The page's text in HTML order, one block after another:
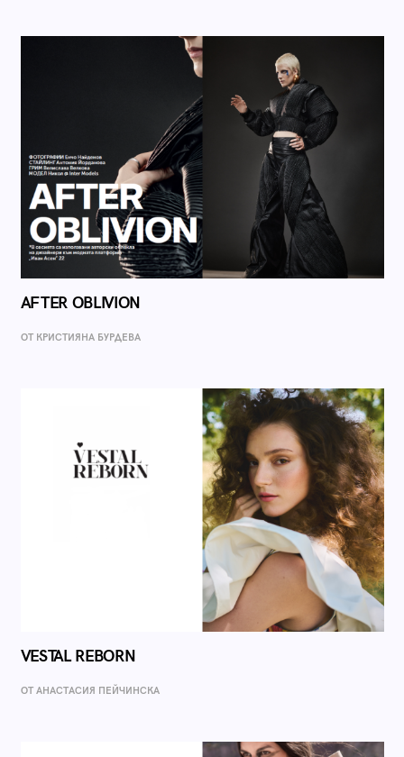
AFTER OBLIVION
ОТ КРИСТИЯНА БУРДЕВА
VESTAL REBORN
ОТ AНАСТАСИЯ ПЕЙЧИНСКА